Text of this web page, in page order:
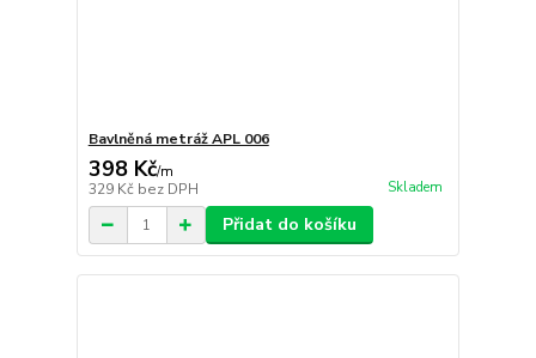
Bavlněná metráž APL 006
398 Kč/m
329 Kč bez DPH Skladem
Přidat do košíku